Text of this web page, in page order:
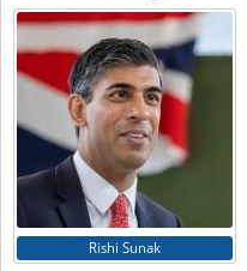
Rishi Sunak